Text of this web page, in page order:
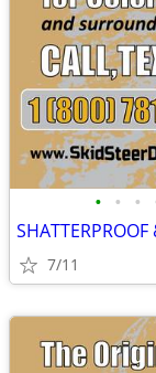
• • •
7/11